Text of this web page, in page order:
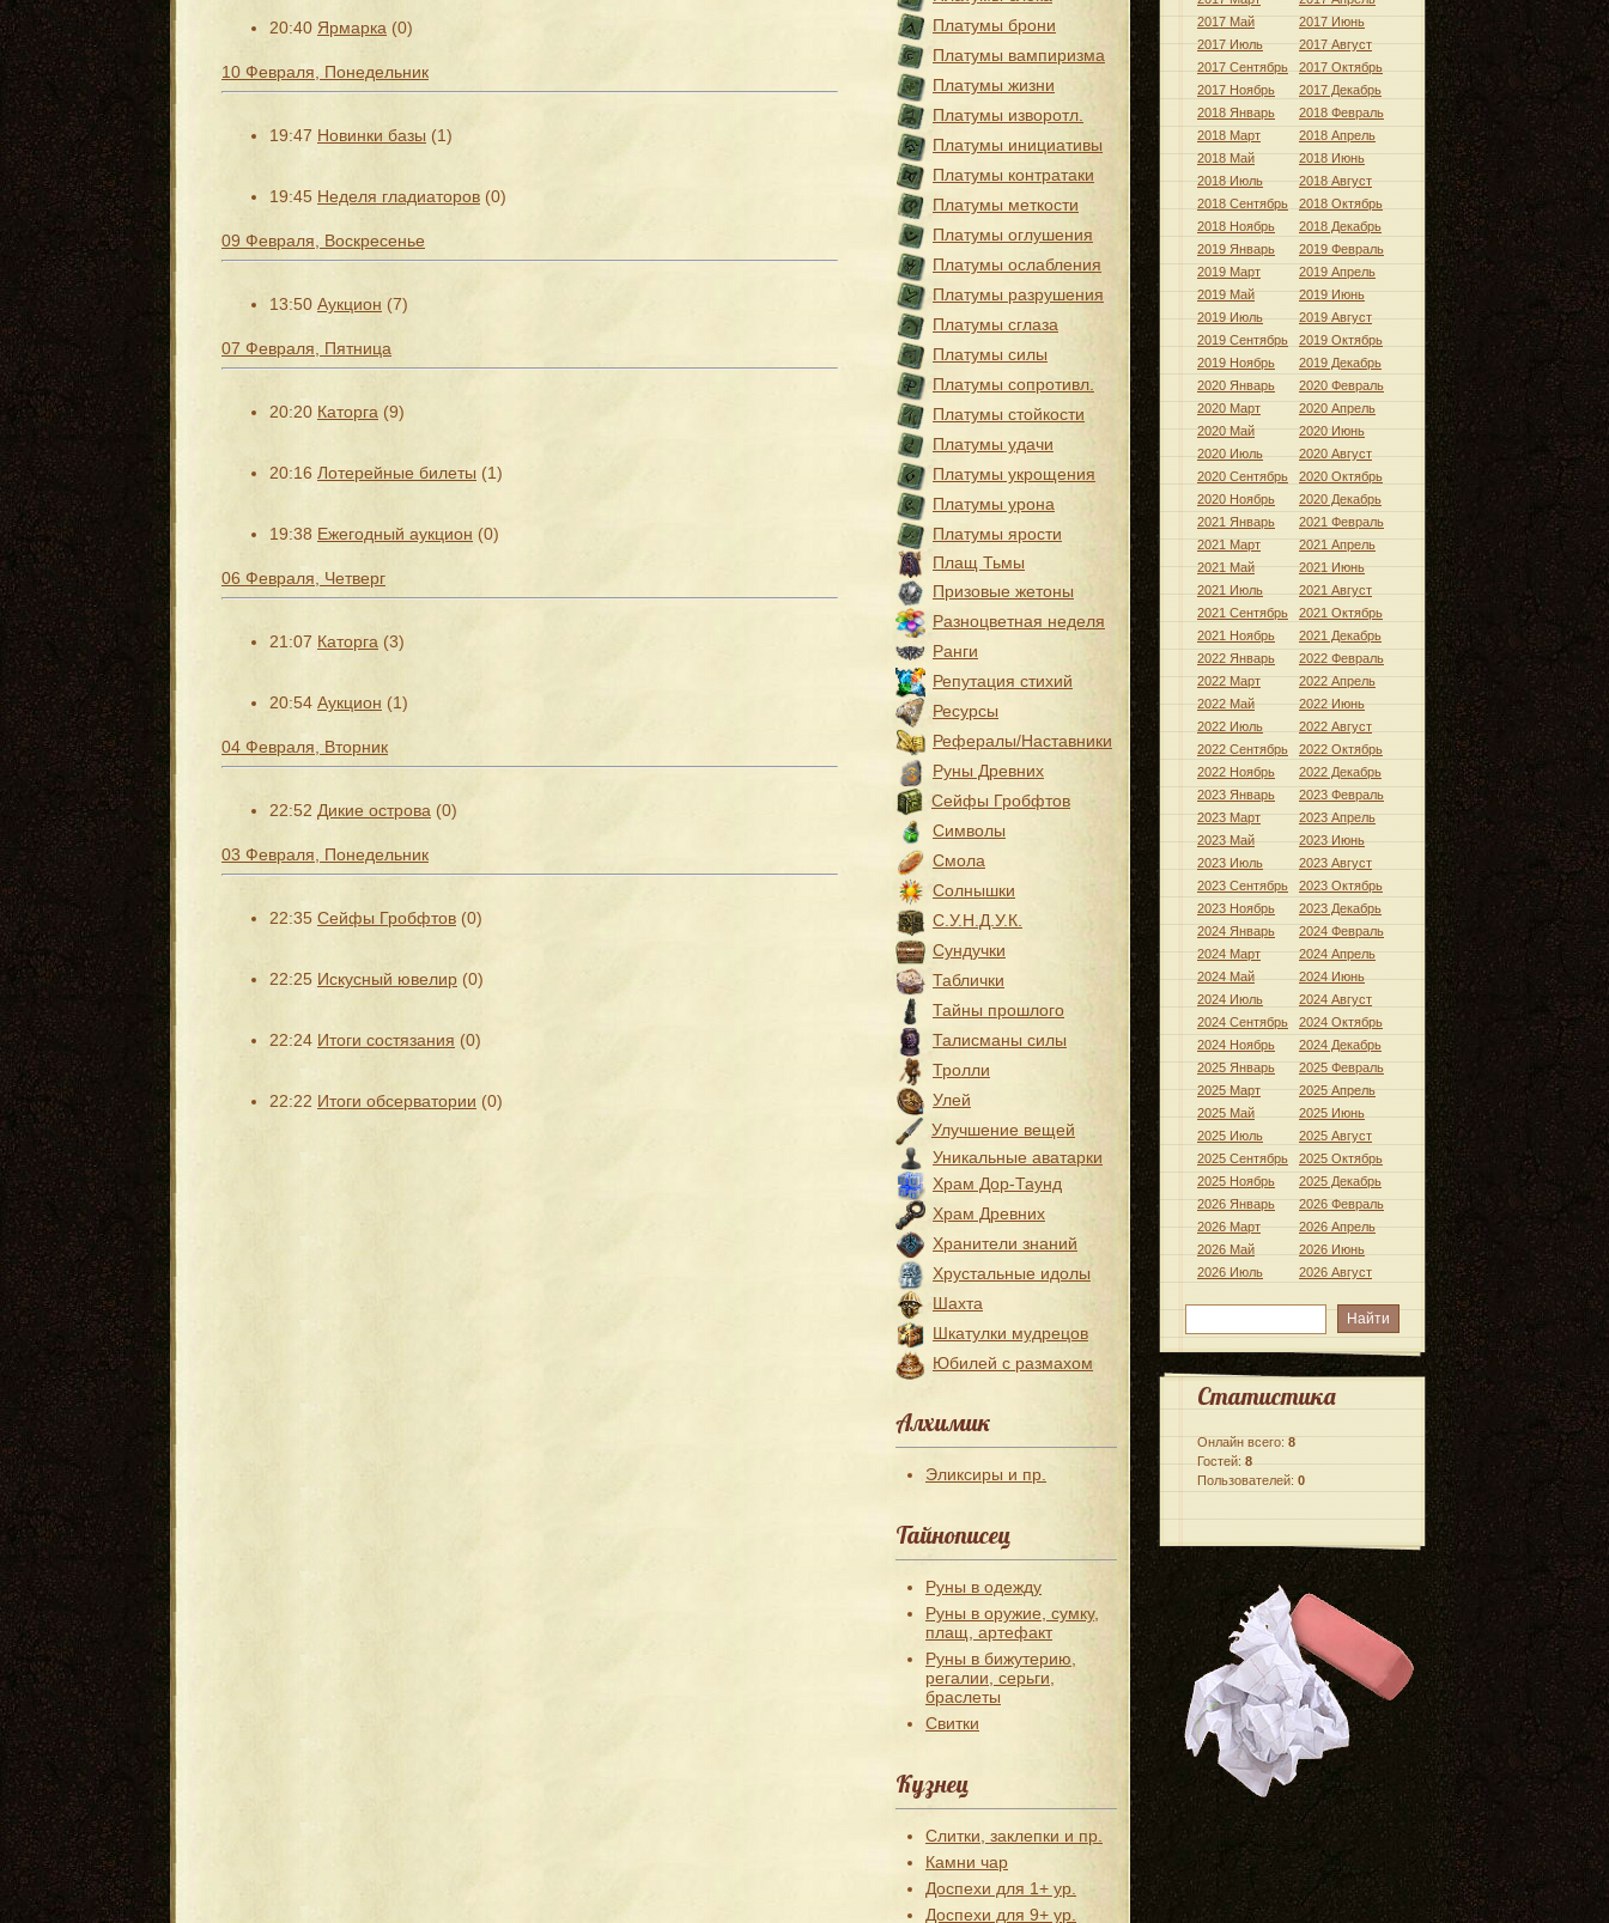
20:40 Ярмарка (0)
10 Февраля, Понедельник
19:47 Новинки базы (1)
19:45 Неделя гладиаторов (0)
09 Февраля, Воскресенье
13:50 Аукцион (7)
07 Февраля, Пятница
20:20 Каторга (9)
20:16 Лотерейные билеты (1)
19:38 Ежегодный аукцион (0)
06 Февраля, Четверг
21:07 Каторга (3)
20:54 Аукцион (1)
04 Февраля, Вторник
22:52 Дикие острова (0)
03 Февраля, Понедельник
22:35 Сейфы Гробфтов (0)
22:25 Искусный ювелир (0)
22:24 Итоги состязания (0)
22:22 Итоги обсерватории (0)
Платумы брони
Платумы вампиризма
Платумы жизни
Платумы изворотл.
Платумы инициативы
Платумы контратаки
Платумы меткости
Платумы оглушения
Платумы ослабления
Платумы разрушения
Платумы сглаза
Платумы силы
Платумы сопротивл.
Платумы стойкости
Платумы удачи
Платумы укрощения
Платумы урона
Платумы ярости
Плащ Тьмы
Призовые жетоны
Разноцветная неделя
Ранги
Репутация стихий
Ресурсы
Рефералы/Наставники
Руны Древних
Сейфы Гробфтов
Символы
Смола
Солнышки
С.У.Н.Д.У.К.
Сундучки
Таблички
Тайны прошлого
Талисманы силы
Тролли
Улей
Улучшение вещей
Уникальные аватарки
Храм Дор-Таунд
Храм Древних
Хранители знаний
Хрустальные идолы
Шахта
Шкатулки мудрецов
Юбилей с размахом
Алхимик
Эликсиры и пр.
Тайнописец
Руны в одежду
Руны в оружие, сумку,
плащ, артефакт
Руны в бижутерию,
регалии, серьги,
браслеты
Свитки
Кузнец
Слитки, заклепки и пр.
Камни чар
Доспехи для 1+ ур.
Доспехи для 9+ ур.
2017 Май
2017 Июнь
2017 Июль
2017 Август
2017 Сентябрь
2017 Октябрь
2017 Ноябрь
2017 Декабрь
2018 Январь
2018 Февраль
2018 Март
2018 Апрель
2018 Май
2018 Июнь
2018 Июль
2018 Август
2018 Сентябрь
2018 Октябрь
2018 Ноябрь
2018 Декабрь
2019 Январь
2019 Февраль
2019 Март
2019 Апрель
2019 Май
2019 Июнь
2019 Июль
2019 Август
2019 Сентябрь
2019 Октябрь
2019 Ноябрь
2019 Декабрь
2020 Январь
2020 Февраль
2020 Март
2020 Апрель
2020 Май
2020 Июнь
2020 Июль
2020 Август
2020 Сентябрь
2020 Октябрь
2020 Ноябрь
2020 Декабрь
2021 Январь
2021 Февраль
2021 Март
2021 Апрель
2021 Май
2021 Июнь
2021 Июль
2021 Август
2021 Сентябрь
2021 Октябрь
2021 Ноябрь
2021 Декабрь
2022 Январь
2022 Февраль
2022 Март
2022 Апрель
2022 Май
2022 Июнь
2022 Июль
2022 Август
2022 Сентябрь
2022 Октябрь
2022 Ноябрь
2022 Декабрь
2023 Январь
2023 Февраль
2023 Март
2023 Апрель
2023 Май
2023 Июнь
2023 Июль
2023 Август
2023 Сентябрь
2023 Октябрь
2023 Ноябрь
2023 Декабрь
2024 Январь
2024 Февраль
2024 Март
2024 Апрель
2024 Май
2024 Июнь
2024 Июль
2024 Август
2024 Сентябрь
2024 Октябрь
2024 Ноябрь
2024 Декабрь
2025 Январь
2025 Февраль
2025 Март
2025 Апрель
2025 Май
2025 Июнь
2025 Июль
2025 Август
2025 Сентябрь
2025 Октябрь
2025 Ноябрь
2025 Декабрь
2026 Январь
2026 Февраль
2026 Март
2026 Апрель
2026 Май
2026 Июнь
2026 Июль
2026 Август
Статистика
Онлайн всего: 8
Гостей: 8
Пользователей: 0